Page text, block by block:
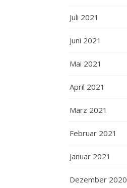
Juli 2021
Juni 2021
Mai 2021
April 2021
März 2021
Februar 2021
Januar 2021
Dezember 2020